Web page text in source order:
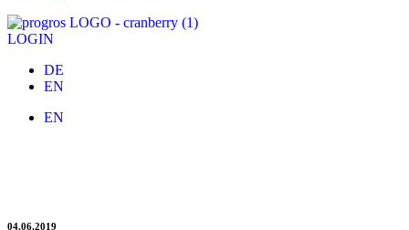
LOGIN
DE
EN
EN
04.06.2019